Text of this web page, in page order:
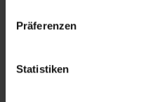
Präferenzen
Statistiken